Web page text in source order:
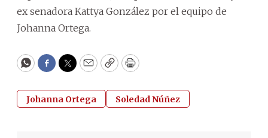
ex senadora Kattya González por el equipo de
Johanna Ortega.
WhatsApp
Facebook
Twitter
EmailCopyPrint
Johanna Ortega Soledad Núñez